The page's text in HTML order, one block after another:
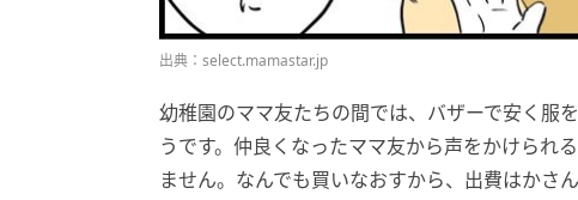
出典：select.mamastar.jp
幼稚園のママ友たちの間では、バザーで安く服
うです。仲良くなったママ友から声をかけられ
ません。なんでも買いなおすから、出費はかさ